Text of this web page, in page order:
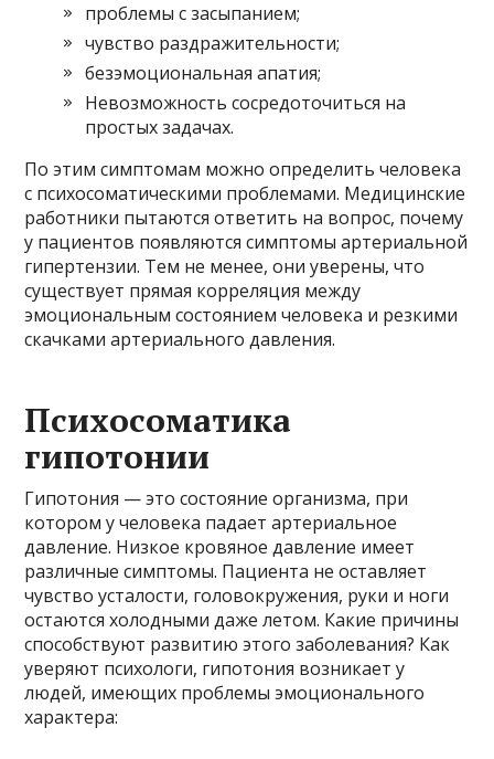
проблемы с засыпанием;
чувство раздражительности;
безэмоциональная апатия;
Невозможность сосредоточиться на
простых задачах.
По этим симптомам можно определить человека
с психосоматическими проблемами. Медицинские
работники пытаются ответить на вопрос, почему
у пациентов появляются симптомы артериальной
гипертензии. Тем не менее, они уверены, что
существует прямая корреляция между
эмоциональным состоянием человека и резкими
скачками артериального давления.
Психосоматика
гипотонии
Гипотония — это состояние организма, при
котором у человека падает артериальное
давление. Низкое кровяное давление имеет
различные симптомы. Пациента не оставляет
чувство усталости, головокружения, руки и ноги
остаются холодными даже летом. Какие причины
способствуют развитию этого заболевания? Как
уверяют психологи, гипотония возникает у
людей, имеющих проблемы эмоционального
характера: